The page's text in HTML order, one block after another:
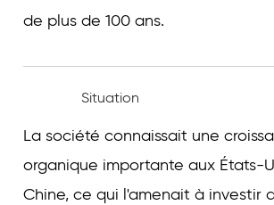
de plus de 100 ans.
Situation
La société connaissait une
organique importante aux États-
Chine, ce qui l'amenait à investir